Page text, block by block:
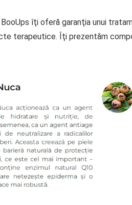
îţi oferă garanţia unui
terapeutice. Îţi prezentăm